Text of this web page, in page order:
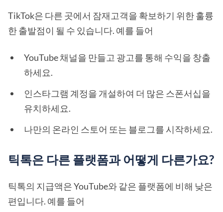
TikTok은 다른 곳에서 잠재고객을 확보하기 위한 훌륭
한 출발점이 될 수 있습니다. 예를 들어
YouTube 채널을 만들고 광고를 통해 수익을 창출
하세요.
인스타그램 계정을 개설하여 더 많은 스폰서십을
유치하세요.
나만의 온라인 스토어 또는 블로그를 시작하세요.
틱톡은 다른 플랫폼과 어떻게 다른가요?
틱톡의 지급액은 YouTube와 같은 플랫폼에 비해 낮은
편입니다. 예를 들어